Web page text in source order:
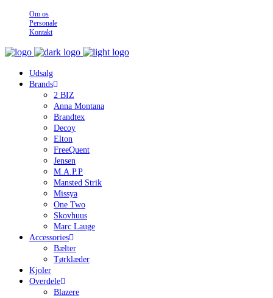
Om os
Personale
Kontakt
Udsalg
Brands
2 BIZ
Anna Montana
Brandtex
Decoy
Elton
FreeQuent
Jensen
M.A.P.P
Mansted Strik
Missya
One Two
Skovhuus
Marc Lauge
Accessories
Bælter
Tørklæder
Kjoler
Overdele
Blazere